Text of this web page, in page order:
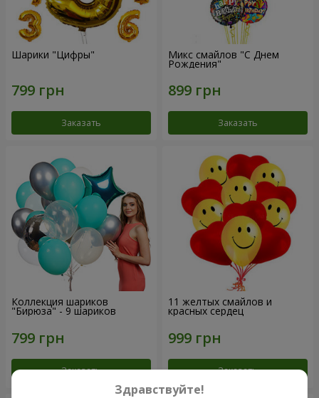
Шарики "Цифры"
Заказать
Микс смайлов "C Днем
Рождения"
Заказать
Коллекция шариков
"Бирюза" - 9 шариков
Заказать
11 желтых смайлов и
красных сердец
Заказать
Здравствуйте!